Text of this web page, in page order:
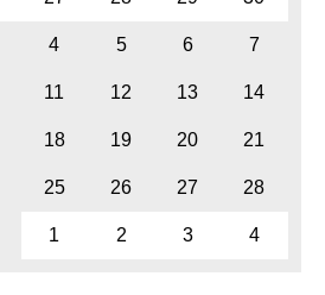
4 5 6 7
11 12 13 14
18 19 20 21
25 26 27 28
1 2 3 4